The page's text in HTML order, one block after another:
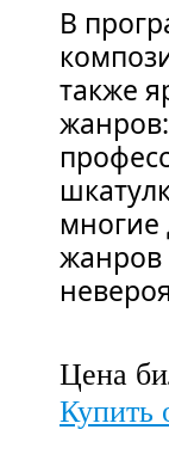
В
также
многие
жанров
Цена
Купить